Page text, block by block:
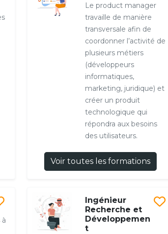
Le product manager
travaille de manière
transversale afin de
coordonner l’activité de
plusieurs métiers
(développeurs
informatiques,
marketing, juridique) et
créer un produit
technologique qui
répondra aux besoins
des utilisateurs.
Voir toutes les formations
Ingénieur
Recherche et
Développemen
t